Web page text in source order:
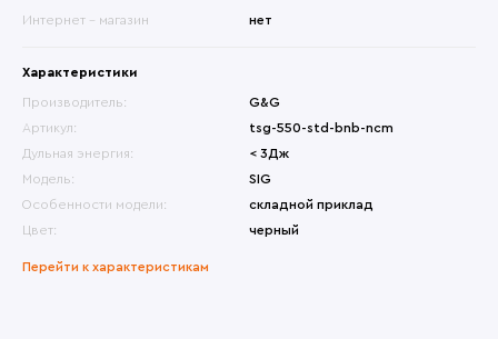
Интернет - магазин нет
Характеристики
Производитель:
G&G
Артикул:
tsg-550-std-bnb-ncm
Дульная энергия:
< 3Дж
Модель:
SIG
Особенности модели:
складной приклад
Цвет:
черный
Перейти к характеристикам